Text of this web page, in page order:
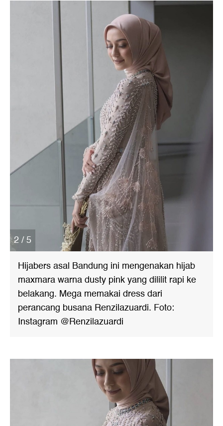
2 / 5
Hijabers asal Bandung ini mengenakan hijab
maxmara warna dusty pink yang dililit rapi ke
belakang. Mega memakai dress dari
perancang busana Renzilazuardi. Foto:
Instagram @Renzilazuardi